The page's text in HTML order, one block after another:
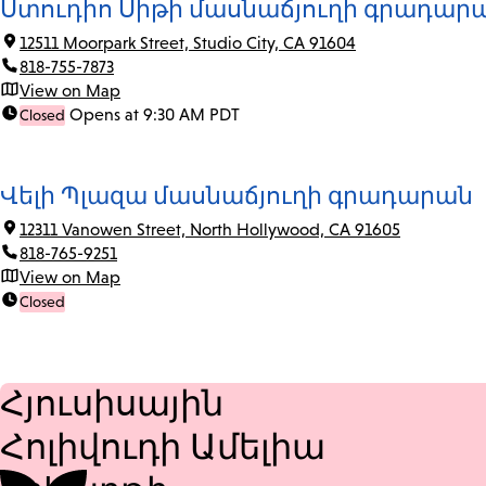
Ստուդիո Սիթի մասնաճյուղի
12511 Moorpark Street, Studio City, CA 91604
818-755-7873
View on Map
Closed Opens at 9:30 AM PDT
Վելի Պլազա մասնաճյուղի գրադարան
12311 Vanowen Street, North Hollywood, CA 91605
818-765-9251
View on Map
Closed
Հյուսիսային
Հոլիվուդի Ամելիա